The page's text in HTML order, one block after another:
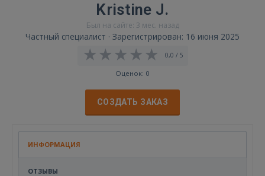
Kristine J.
Был на сайте: 3 мес. назад
Частный специалист · Зарегистрирован: 16 июня 2025
0,0 / 5
Оценок: 0
СОЗДАТЬ ЗАКАЗ
ИНФОРМАЦИЯ
ОТЗЫВЫ